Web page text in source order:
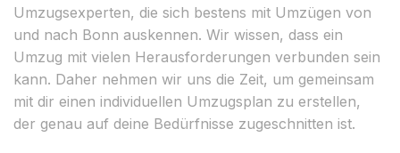
Umzugsexperten, die sich bestens mit Umzügen von
und nach Bonn auskennen. Wir wissen, dass ein
Umzug mit vielen Herausforderungen verbunden sein
kann. Daher nehmen wir uns die Zeit, um gemeinsam
mit dir einen individuellen Umzugsplan zu erstellen,
der genau auf deine Bedürfnisse zugeschnitten ist.